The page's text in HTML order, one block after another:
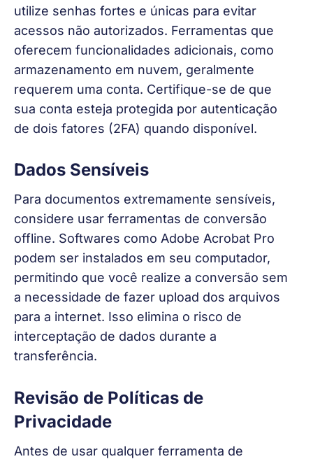
utilize senhas fortes e únicas para evitar
acessos não autorizados. Ferramentas que
oferecem funcionalidades adicionais, como
armazenamento em nuvem, geralmente
requerem uma conta. Certifique-se de que
sua conta esteja protegida por autenticação
de dois fatores (2FA) quando disponível.
Dados Sensíveis
Para documentos extremamente sensíveis,
considere usar ferramentas de conversão
offline. Softwares como Adobe Acrobat Pro
podem ser instalados em seu computador,
permitindo que você realize a conversão sem
a necessidade de fazer upload dos arquivos
para a internet. Isso elimina o risco de
interceptação de dados durante a
transferência.
Revisão de Políticas de
Privacidade
Antes de usar qualquer ferramenta de